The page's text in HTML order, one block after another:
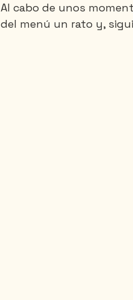
Al cabo de unos
del menú un rato y,